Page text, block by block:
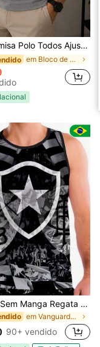
Todos Ajuste Regular Bordado Masculina
em Bloco de cores Camisas Polo Masculinas
Camiseta Sem Manga Regata Poliéster Botafogo Torcedor
em Vanguarda - Hip-Hop Streetwear Regatas masculin
90+ vendido